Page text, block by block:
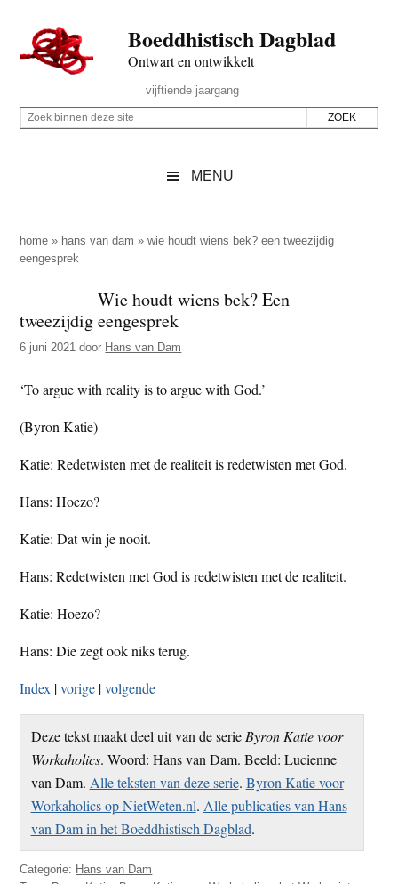
naar
de
inhoud
secondary
naar
de
sidebar
naar
de
Boeddhistisch Dagblad
Ontwart en ontwikkelt
Rechts
vijftiende jaargang
Z
p
d
z
e
i
t
e
Z
i
n
n
d
z
e
i
e
MENU
home » hans van dam »wie houdt wiens bek? een tweezijdig
eengesprek
Wie houdt wiens bek? Een
tweezijdig eengesprek
6 juni 2021 door Hans van Dam
‘To argue with reality is to argue with God.’
(Byron Katie)
Katie: Redetwisten met de realiteit is redetwisten met God.
Hans: Hoezo?
Katie: Dat win je nooit.
Hans: Redetwisten met God is redetwisten met de realiteit.
Katie: Hoezo?
Hans: Die zegt ook niks terug.
Index |vorige |volgende
Deze tekst maakt deel uit van de serie Byron Katie voor
Workaholics. Woord: Hans van Dam. Beeld: Lucienne
van Dam. Alle teksten van deze serie. Byron Katie voor
Workaholics op NietWeten.nl. Alle publicaties van Hans
van Dam in het Boeddhistisch Dagblad.
Categorie: Hans van Dam